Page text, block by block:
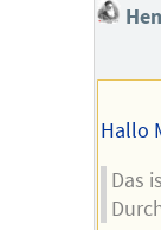
Hallo
Das